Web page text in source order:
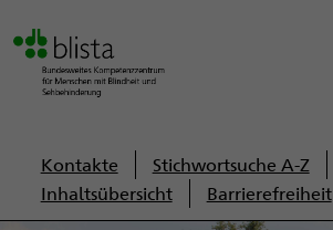
Servicenavigation
Kontakte
Stichwortsuche A-Z
Inhaltsübersicht
Barrierefreiheit